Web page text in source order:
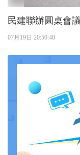
07月19日 20:50:40